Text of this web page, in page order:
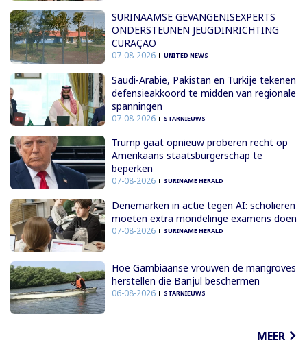
SURINAAMSE GEVANGENISEXPERTS
ONDERSTEUNEN JEUGDINRICHTING
CURAÇAO
07-08-2026 UNITED NEWS
Saudi-Arabië, Pakistan en Turkije tekenen
defensieakkoord te midden van regionale
spanningen
07-08-2026 STARNIEUWS
Trump gaat opnieuw proberen recht op
Amerikaans staatsburgerschap te
beperken
07-08-2026 SURINAME HERALD
Denemarken in actie tegen AI: scholieren
moeten extra mondelinge examens doen
07-08-2026 SURINAME HERALD
Hoe Gambiaanse vrouwen de mangroves
herstellen die Banjul beschermen
06-08-2026 STARNIEUWS
MEER